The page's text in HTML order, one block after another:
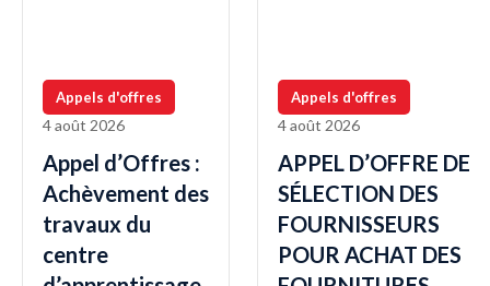
Appels d'offres
4 août 2026
Appel d’Offres :
Achèvement des
travaux du
centre
Appels d'offres
4 août 2026
APPEL D’OFFRE DE
SÉLECTION DES
FOURNISSEURS
POUR ACHAT DES